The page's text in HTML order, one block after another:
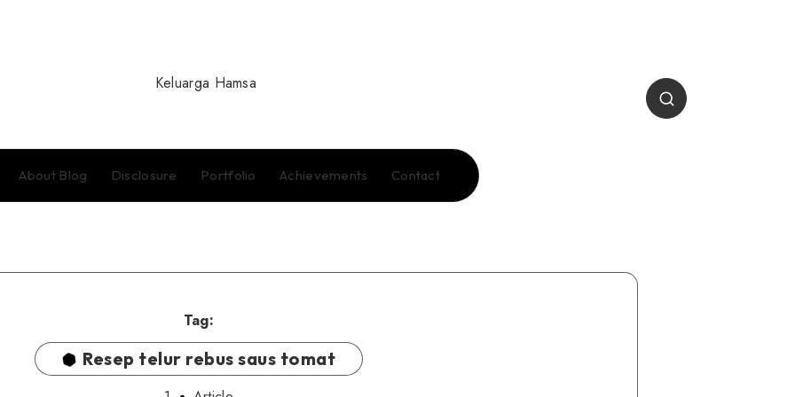
About Blog Disclosure Portfolio Achievements Contact
Tag:
Resep telur rebus saus tomat